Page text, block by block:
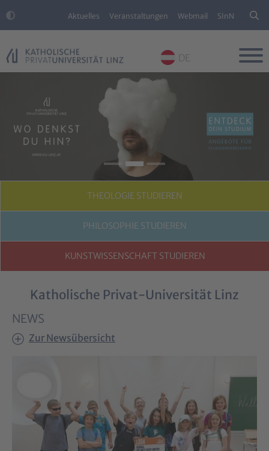
Aktuelles Veranstaltungen Webmail SInN
DE
THEOLOGIE STUDIEREN
PHILOSOPHIE STUDIEREN
KUNSTWISSENSCHAFT STUDIEREN
Katholische Privat-Universität Linz
NEWS
Zur Newsübersicht